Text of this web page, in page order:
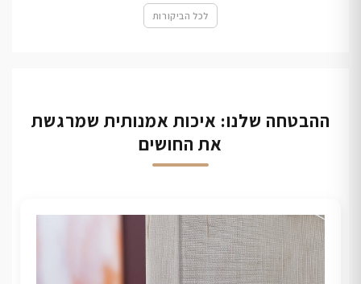
לכל הביקורות
ההבטחה שלנו: איכות אמנותית שמרגשת
את החושים